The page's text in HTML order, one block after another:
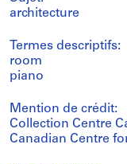
architecture
Termes descriptifs:
room
piano
Mention de crédit:
Collection Centre
Canadian Centre